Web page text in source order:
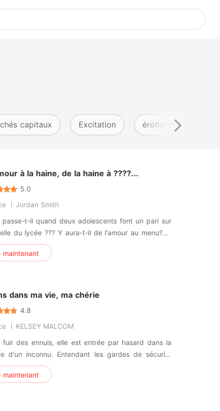
capitaux Excitation érotisme
à la haine, de la haine à ????...
5.0
Jordan Smith
passe-t-il quand deux adolescents font un pari sur
du lycée ??? Y aura-t-il de l'amour au menu???,
et la haine, qu'est-ce qui l'emportera sur
Smith Brown ???... Je sais que c'est encore
maintenant
dans ma vie, ma chérie
4.8
KELSEY MALCOM
fuir des ennuis, elle est entrée par hasard dans la
d'un inconnu. Entendant les gardes de sécurité
elle, elle jeta les chaussures à talons hauts et le
contre le mur. Elle avait le cœur qui palpitait
maintenant